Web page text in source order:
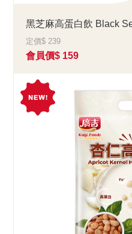
定價$ 239
會員價$ 159